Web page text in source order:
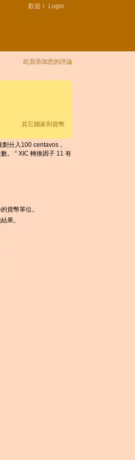
歡迎！ Login
此頁添加您的評論
其它國家和貨幣
分入100 centavos 。
。 “ XIC 轉換因子 11 有
貨幣單位。
果。